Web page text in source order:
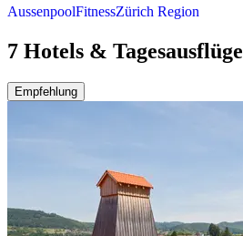
AussenpoolFitnessZürich Region
7 Hotels & Tagesausflüge
Empfehlung